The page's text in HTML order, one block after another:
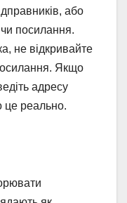
або
посилання.
не відкривайте
Якщо
адресу
це реально.